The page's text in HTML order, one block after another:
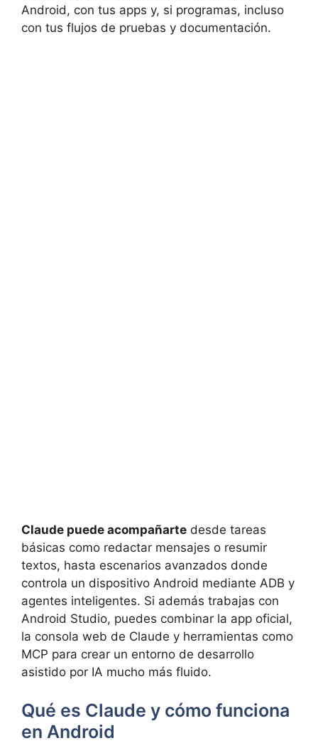
Android, con tus apps y, si programas, incluso
con tus flujos de pruebas y documentación.
Claude puede acompañarte desde tareas
básicas como redactar mensajes o resumir
textos, hasta escenarios avanzados donde
controla un dispositivo Android mediante ADB y
agentes inteligentes. Si además trabajas con
Android Studio, puedes combinar la app oficial,
la consola web de Claude y herramientas como
MCP para crear un entorno de desarrollo
asistido por IA mucho más fluido.
Qué es Claude y cómo funciona
en Android